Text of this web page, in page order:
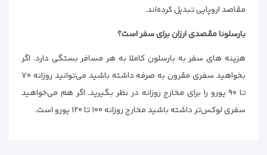
مقاصد اروپایی تبدیل کرده‌اند.
بارسلونا مقصدی ارزان برای سفر است؟
هزینه های سفر به بارسلون کاملا به هر مسافر بستگی دارد. اگر
بخواهید سفری مقرون به صرفه داشته باشید می‌‎توانید روزانه ۷۰
تا ۹۰ یورو را برای مخارج روزانه در نظر بگیرید. اگر هم می‌خواهید
سفری لوکس‌تر داشته باشید مخارج روزانه ۱۰۰ تا ۱۲۰ یورو است.